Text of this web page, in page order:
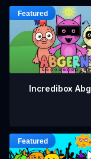
Incredibox